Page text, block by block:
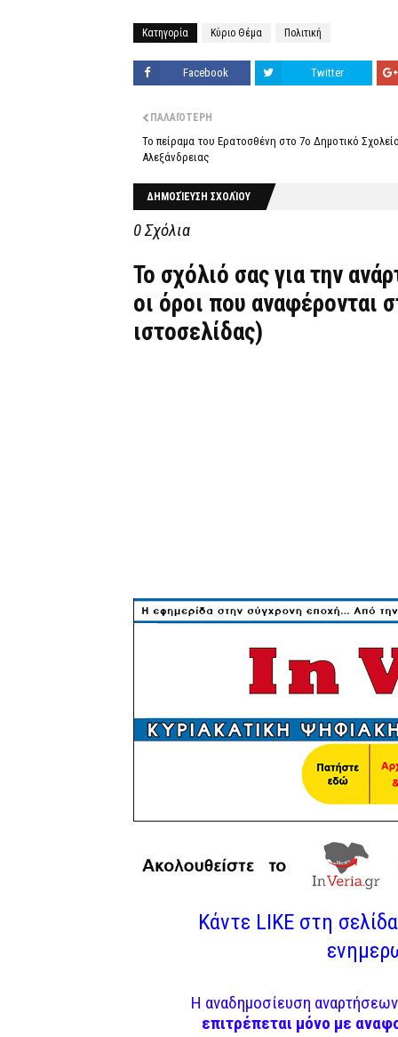
Κατηγορία Κύριο Θέμα Πολιτική
Facebook Twitter
ΠΑΛΑΙΌΤΕΡΗ
Το πείραμα του Ερατοσθένη στο 7ο Δημοτικό
Αλεξάνδρειας
ΔΗΜΟΣΊΕΥΣΗ ΣΧΟΛΊΟΥ
0 Σχόλια
Το σχόλιό σας για την
οι όροι που αναφέρονται
ιστοσελίδας)
Κάντε LIKE στη
Η αναδημοσίευση
επιτρέπεται μόνο με